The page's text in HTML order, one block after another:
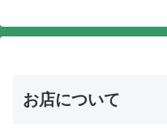
お店について